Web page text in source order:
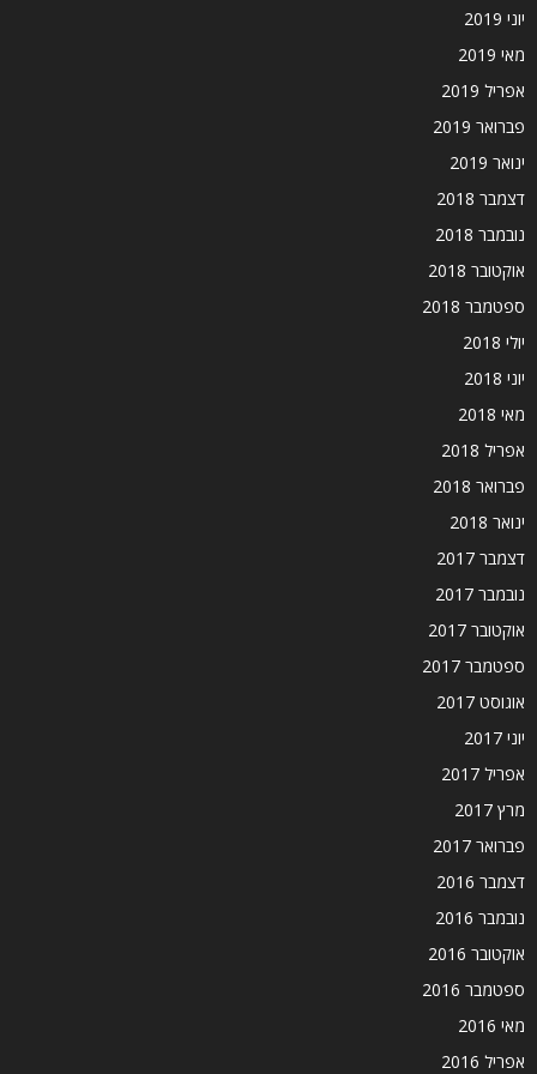
יוני 2019
מאי 2019
אפריל 2019
פברואר 2019
ינואר 2019
דצמבר 2018
נובמבר 2018
אוקטובר 2018
ספטמבר 2018
יולי 2018
יוני 2018
מאי 2018
אפריל 2018
פברואר 2018
ינואר 2018
דצמבר 2017
נובמבר 2017
אוקטובר 2017
ספטמבר 2017
אוגוסט 2017
יוני 2017
אפריל 2017
מרץ 2017
פברואר 2017
דצמבר 2016
נובמבר 2016
אוקטובר 2016
ספטמבר 2016
מאי 2016
אפריל 2016